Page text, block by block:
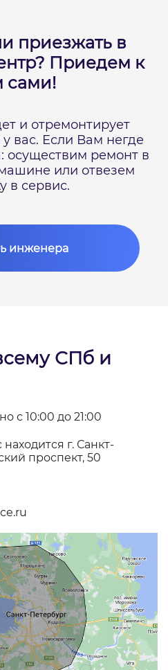
приезжать в
Приедем к
сами!
и отремонтирует
вас. Если Вам негде
осуществим ремонт в
или отвезем
в сервис.
инженера
СПб и
с 10:00 до 21:00
г. Санкт-
проспект, 50